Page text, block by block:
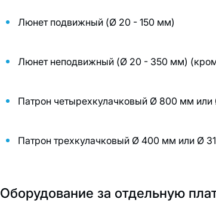
Люнет подвижный (Ø 20 - 150 мм)
Люнет неподвижный (Ø 20 - 350 мм)
Патрон четырехкулачковый Ø 800 мм
Патрон трехкулачковый Ø 400 мм или Ø
Оборудование за отдельную